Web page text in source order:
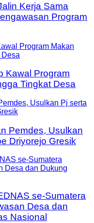
Kerja Sama
Program
Kawal Program
Tingkat Desa
Pemdes, Usulkan
Driyorejo Gresik
se-Sumatera
Desa dan
Nasional